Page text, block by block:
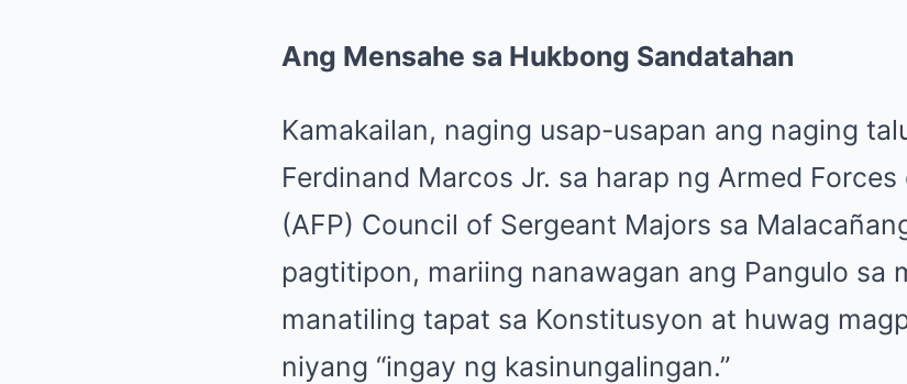
Ang Mensahe sa Hukbong Sandatahan
Kamakailan, naging usap-usapan ang naging
Ferdinand Marcos Jr. sa harap ng Armed
(AFP) Council of Sergeant Majors sa
pagtitipon, mariing nanawagan ang Pangulo sa
manatiling tapat sa Konstitusyon at huwag
niyang “ingay ng kasinungalingan.”